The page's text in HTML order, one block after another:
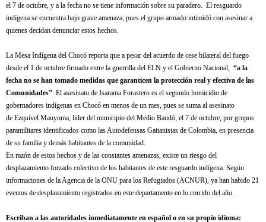
el 7 de octubre, y a la fecha no se tiene información sobre su paradero. El resguardo
indígena se encuentra bajo grave amenaza, pues el grupo armado intimidó con asesinar a
quienes decidan denunciar estos hechos.
La Mesa Indígena del Chocó reporta que a pesar del acuerdo de cese bilateral del fuego
desde el 1 de octubre firmado entre la guerrilla del ELN y el Gobierno Nacional, “a la
fecha no se han tomado medidas que garanticen la protección real y efectiva de las
Comunidades”. El asesinato de Isarama Forastero es el segundo homicidio de
gobernadores indígenas en Chocó en menos de un mes, pues se suma al asesinato
de Ezquivel Manyoma, líder del municipio del Medio Baudó, el 7 de octubre, por grupos
paramilitares identificados como las Autodefensas Gaitanistas de Colombia, en presencia
de su familia y demás habitantes de la comunidad.
En razón de estos hechos y de las constantes amenazas, existe un riesgo del
desplazamiento forzado colectivo de los habitantes de este resguardo indígena. Según
informaciones de la Agencia de la ONU para los Refugiados (ACNUR), ya han habido 21
eventos de desplazamiento registrados en este departamento en lo corrido del año.
Escriban a las autoridades inmediatamente en español o en su propio idioma: